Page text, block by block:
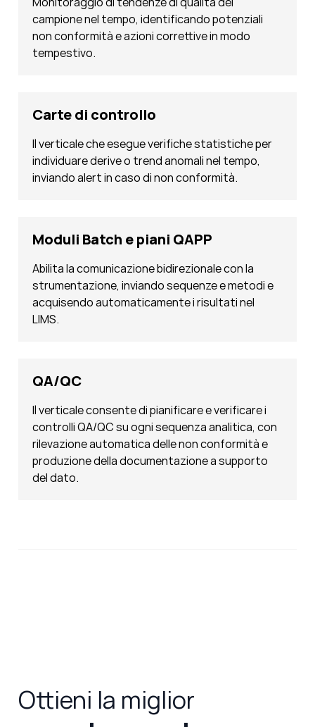
campione nel tempo, identificando potenziali
non conformità e azioni correttive in modo
tempestivo.
Carte di controllo
Il verticale che esegue verifiche statistiche per
individuare derive o trend anomali nel tempo,
inviando alert in caso di non conformità.
Moduli Batch e piani QAPP
Abilita la comunicazione bidirezionale con la
strumentazione, inviando sequenze e metodi e
acquisendo automaticamente i risultati nel
LIMS.
QA/QC
Il verticale consente di pianificare e verificare i
controlli QA/QC su ogni sequenza analitica, con
rilevazione automatica delle non conformità e
produzione della documentazione a supporto
del dato.
Ottieni la miglior